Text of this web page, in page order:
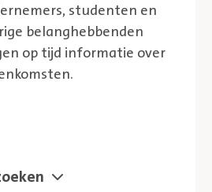
studenten en
belanghebbenden
op tijd informatie over
stap